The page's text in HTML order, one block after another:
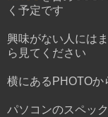
く予定です
興味がない人には
ら見てください
横にあるPHOTOか
パソコンのスペッ